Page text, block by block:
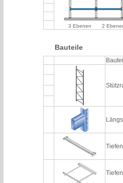
3 Ebenen 2
Bauteile